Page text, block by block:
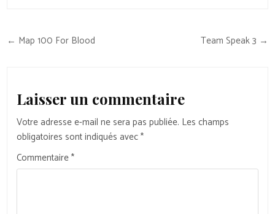
Navigation
← Map 100 For Blood Team Speak 3 →
Laisser un commentaire
Votre adresse e-mail ne sera pas publiée. Les champs
obligatoires sont indiqués avec*
Commentaire*